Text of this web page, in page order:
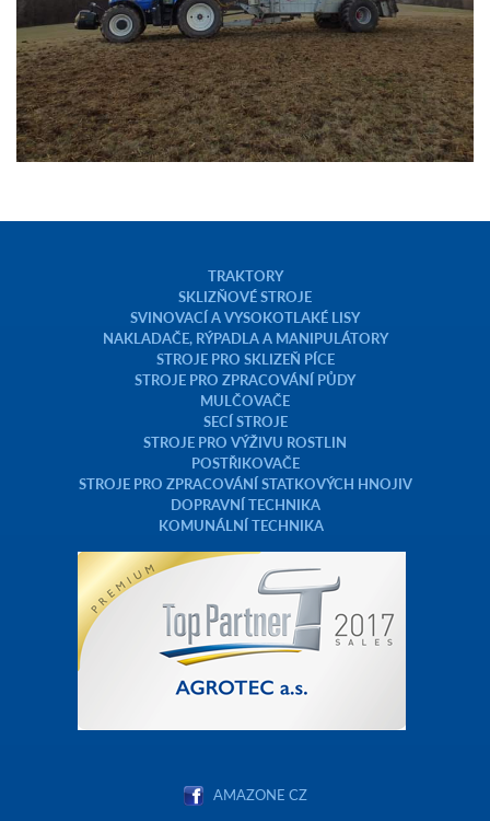
TRAKTORY
SKLIZŇOVÉ STROJE
SVINOVACÍ A VYSOKOTLAKÉ LISY
NAKLADAČE, RÝPADLA A MANIPULÁTORY
STROJE PRO SKLIZEŇ PÍCE
STROJE PRO ZPRACOVÁNÍ PŮDY
MULČOVAČE
SECÍ STROJE
STROJE PRO VÝŽIVU ROSTLIN
POSTŘIKOVAČE
STROJE PRO ZPRACOVÁNÍ STATKOVÝCH HNOJIV
DOPRAVNÍ TECHNIKA
KOMUNÁLNÍ TECHNIKA
AMAZONE CZ